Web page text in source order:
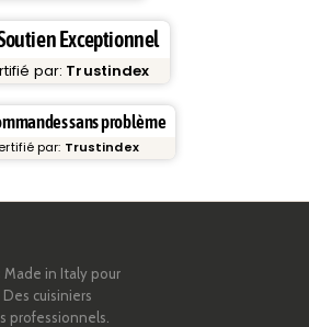
Exceptionnel
par: Trustindex
sans problème
par: Trustindex
Made in Italy pour
cuisiniers
professionnels.